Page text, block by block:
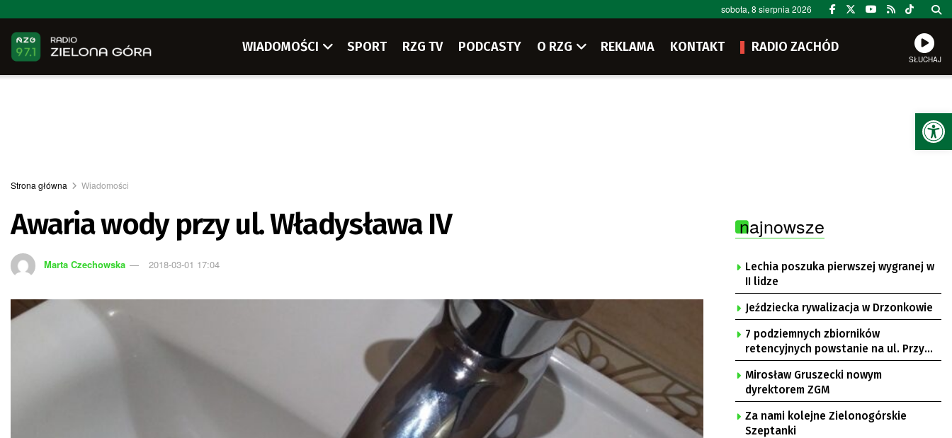
sobota, 8 sierpnia 2026
WIADOMOŚCI SPORT RZG TV PODCASTY O RZG REKLAMA KONTAKT RADIO ZACHÓD
SŁUCHAJ
Strona główna Wiadomości
Awaria wody przy ul. Władysława IV
Marta Czechowska 2018-03-01 17:04
najnowsze
Lechia poszuka pierwszej wygranej w
II lidze
Jeździecka rywalizacja w Drzonkowie
7 podziemnych zbiorników
retencyjnych powstanie na ul. Przy
Gazowni
Mirosław Gruszecki nowym
dyrektorem ZGM
Za nami kolejne Zielonogórskie
Szeptanki